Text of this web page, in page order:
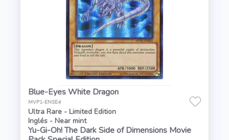
Blue-Eyes White Dragon
MVP1-ENSE4
Ultra Rare - Limited Edition
Inglés - Near mint
Yu-Gi-Oh! The Dark Side of Dimensions Movie